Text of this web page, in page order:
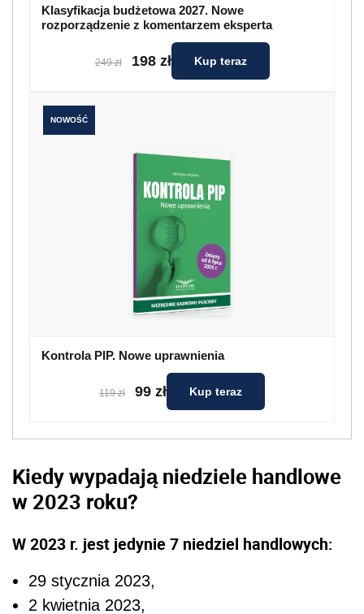
Klasyfikacja budżetowa 2027. Nowe
rozporządzenie z komentarzem eksperta
249 zł 198 zł Kup teraz
NOWOŚĆ
Kontrola PIP. Nowe uprawnienia
119 zł 99 zł Kup teraz
Kiedy wypadają niedziele handlowe
w 2023 roku?
W 2023 r. jest jedynie 7 niedziel handlowych:
29 stycznia 2023,
2 kwietnia 2023,